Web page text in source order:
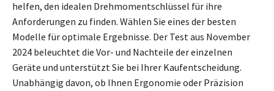
helfen, den idealen Drehmomentschlüssel für ihre
Anforderungen zu finden. Wählen Sie eines der besten
Modelle für optimale Ergebnisse. Der Test aus November
2024 beleuchtet die Vor- und Nachteile der einzelnen
Geräte und unterstützt Sie bei Ihrer Kaufentscheidung.
Unabhängig davon, ob Ihnen Ergonomie oder Präzision